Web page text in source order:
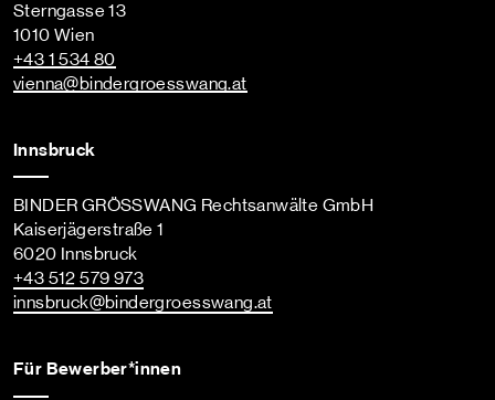
Sterngasse 13
1010 Wien
+43 1 534 80
vienna@bindergroesswang.at
Innsbruck
BINDER GRÖSSWANG Rechtsanwälte GmbH
Kaiserjägerstraße 1
6020 Innsbruck
+43 512 579 973
innsbruck@bindergroesswang.at
Für Bewerber*innen